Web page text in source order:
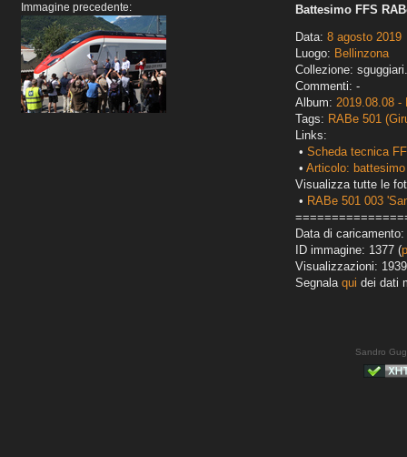
Immagine precedente:
Battesimo FFS
Data: 8 agosto 2019
Luogo: Bellinzona
Collezione:
Commenti: -
Album: 2019.08.08 -
Tags: RABe 501
Links:
• Scheda tecnica
• Articolo:
Visualizza tutte le
• RABe 501 003
Data di caricamento:
ID immagine: 1377 (
Visualizzazioni: 1939
Segnala qui dei dati
Sandro